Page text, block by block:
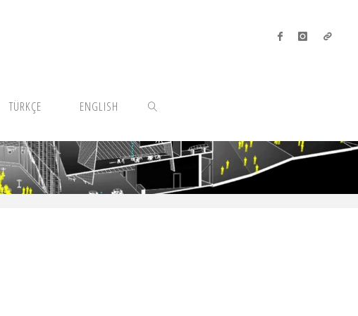
TÜRKÇE ENGLISH
SEARCH